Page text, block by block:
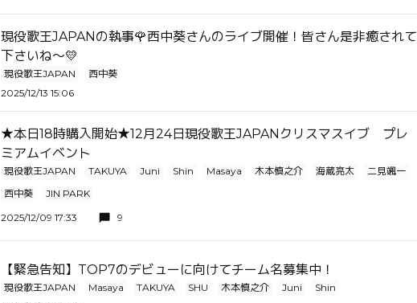
現役歌王JAPANの執事🌹西中葵さんのライブ開催！皆さん是非癒されて
下さいね～💛
現役歌王JAPAN
西中葵
2025/12/13 15:06
★本日18時購入開始★12月24日現役歌王JAPANクリスマスイブ プレ
ミアムイベント
現役歌王JAPAN TAKUYA Juni Shin Masaya 木本慎之介 海蔵亮太
二見颯一
西中葵
JIN PARK
2025/12/09 17:33
9
【緊急告知】TOP7のデビューに向けてチーム名募集中！
現役歌王JAPAN Masaya TAKUYA SHU 木本慎之介 Juni
Shin